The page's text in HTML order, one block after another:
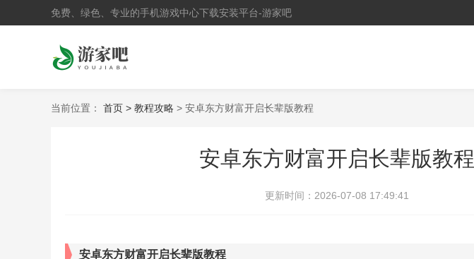
免费、绿色、专业的手机游戏中心下载安装平台-游家吧
当前位置： 首页 > 教程攻略 > 安卓东方财富开启长辈版教程
安卓东方财富开启长辈版教程
更新时间： 2026-07-08 17:49:41
安卓东方财富开启长辈版教程